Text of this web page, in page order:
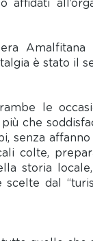
è stato il
le
che
senza
colte,
storia
dal